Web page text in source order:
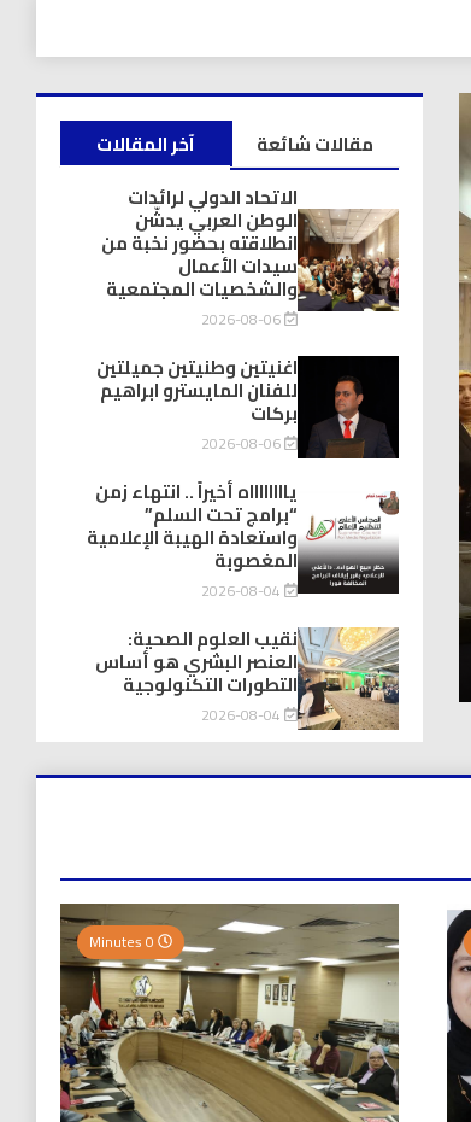
توك شو
المغصوبة
2026-08-04
آخر المقالات
مقالات شائعة
الاتحاد الدولي لرائدات
الوطن العربي يدشّن
انطلاقته بحضور نخبة من
سيدات الأعمال
والشخصيات المجتمعية
2026-08-06
اغنيتين وطنيتين جميلتين
للفنان المايسترو ابراهيم
بركات
2026-08-06
يااااااااه أخيراً .. انتهاء زمن
“برامج تحت السلم”
واستعادة الهيبة الإعلامية
المغصوبة
2026-08-04
نقيب العلوم الصحية:
العنصر البشري هو أساس
التطورات التكنولوجية
2026-08-04